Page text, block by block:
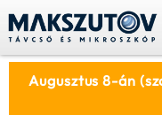
Augusztus 8-án